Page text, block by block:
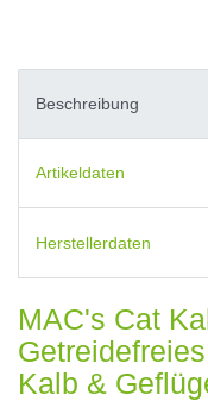
Beschreibung
Artikeldaten
Herstellerdaten
MAC's Cat
Kalb &